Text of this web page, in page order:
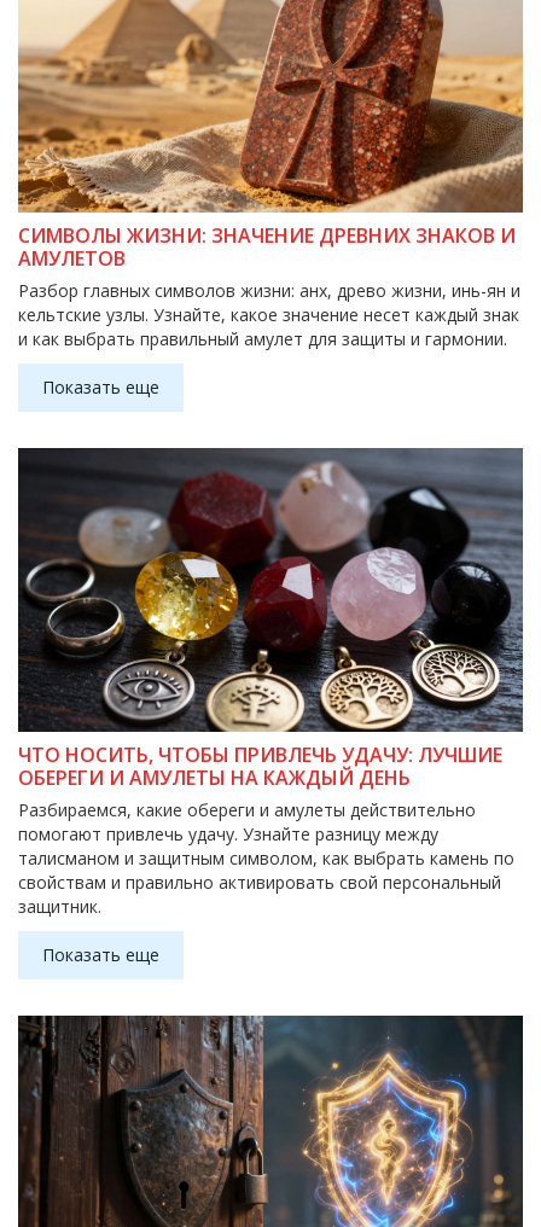
СИМВОЛЫ ЖИЗНИ: ЗНАЧЕНИЕ ДРЕВНИХ ЗНАКОВ И
АМУЛЕТОВ
Разбор главных символов жизни: анх, древо жизни, инь-ян и
кельтские узлы. Узнайте, какое значение несет каждый знак
и как выбрать правильный амулет для защиты и гармонии.
Показать еще
ЧТО НОСИТЬ, ЧТОБЫ ПРИВЛЕЧЬ УДАЧУ: ЛУЧШИЕ
ОБЕРЕГИ И АМУЛЕТЫ НА КАЖДЫЙ ДЕНЬ
Разбираемся, какие обереги и амулеты действительно
помогают привлечь удачу. Узнайте разницу между
талисманом и защитным символом, как выбрать камень по
свойствам и правильно активировать свой персональный
защитник.
Показать еще